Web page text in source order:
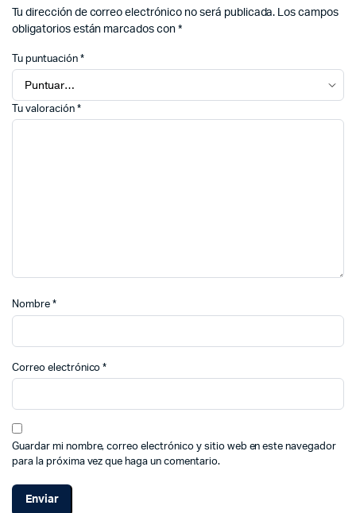
Tu dirección de correo electrónico no será publicada. Los campos
obligatorios están marcados con*
Tu puntuación *
Tu valoración *
Nombre *
Correo electrónico*
Guardar mi nombre, correo electrónico y sitio web en este navegador
para la próxima vez que haga un comentario.